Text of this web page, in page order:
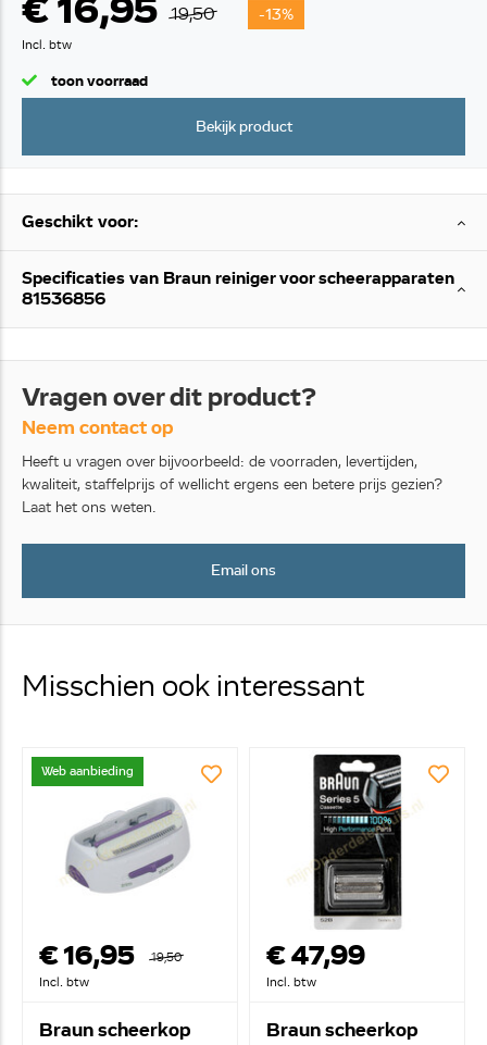
€ 16,95 19,50 -13%
Incl. btw
toon voorraad
Bekijk product
Geschikt voor:
Specificaties van Braun reiniger voor scheerapparaten
81536856
Vragen over dit product?
Neem contact op
Heeft u vragen over bijvoorbeeld: de voorraden, levertijden,
kwaliteit, staffelprijs of wellicht ergens een betere prijs gezien?
Laat het ons weten.
Email ons
Misschien ook interessant
Web aanbieding
€ 16,95
19,50
Incl. btw
Braun scheerkop
€ 47,99
Incl. btw
Braun scheerkop